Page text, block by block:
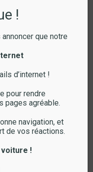
!
que notre
d’internet !
pour rendre
pages agréable.
navigation, et
de vos réactions.
voiture !